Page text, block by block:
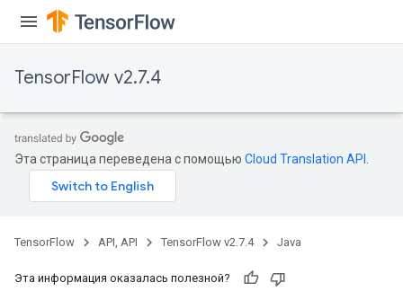
TensorFlow v2.7.4
Эта страница переведена с помощью Cloud Translation API
TensorFlow API, API TensorFlow v2.7.4 Java
Эта информация оказалась полезной?